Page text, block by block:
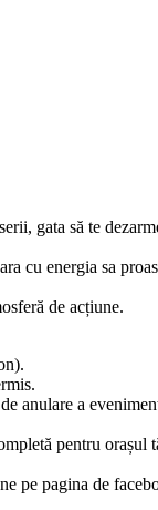
gata să te
cu energia sa
de acțiune.
anulare a
pentru
pe pagina de